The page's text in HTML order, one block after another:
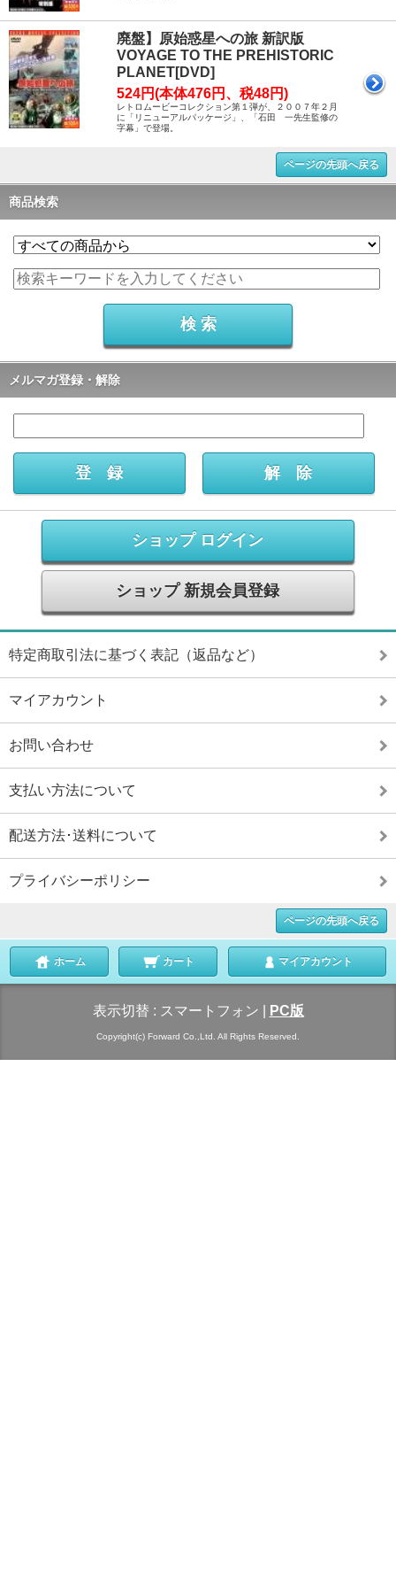
廃盤】原始惑星への旅 新訳版
VOYAGE TO THE PREHISTORIC
PLANET[DVD]
524円(本体476円、税48円)
レトロムービーコレクション第１弾が、２００７年２月
に「リニューアルパッケージ」、「石田 一先生監修の
字幕」で登場。
ページの先頭へ戻る
商品検索
メルマガ登録・解除
ショップ ログイン
ショップ 新規会員登録
特定商取引法に基づく表記（返品など）
マイアカウント
お問い合わせ
支払い方法について
配送方法･送料について
プライバシーポリシー
ページの先頭へ戻る
ホーム カート マイアカウント
表示切替 : スマートフォン PC版
Copyright(c) Forward Co.,Ltd. All Rights Reserved.